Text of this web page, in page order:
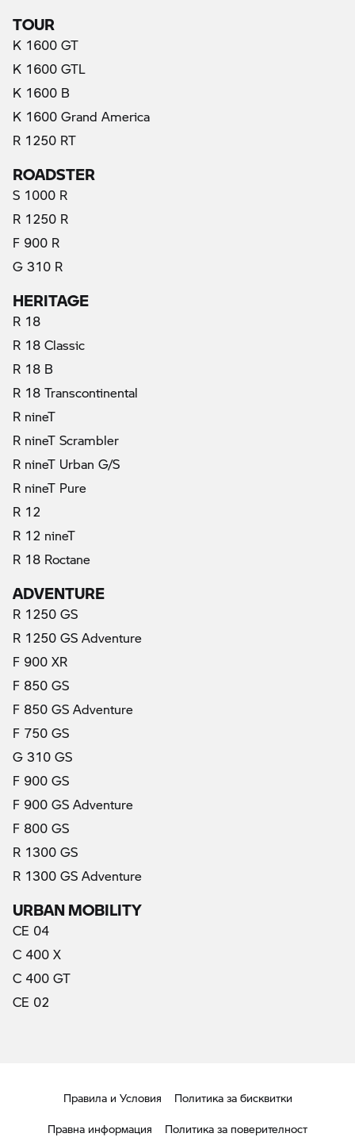
TOUR
K 1600 GT
K 1600 GTL
K 1600 B
K 1600 Grand America
R 1250 RT
ROADSTER
S 1000 R
R 1250 R
F 900 R
G 310 R
HERITAGE
R 18
R 18 Classic
R 18 B
R 18 Transcontinental
R nineT
R nineT Scrambler
R nineT Urban G/S
R nineT Pure
R 12
R 12 nineT
R 18 Roctane
ADVENTURE
R 1250 GS
R 1250 GS Adventure
F 900 XR
F 850 GS(актуални)
F 850 GS Adventure
F 750 GS
G 310 GS
F 900 GS
F 900 GS Adventure
F 800 GS
R 1300 GS
R 1300 GS Adventure
URBAN MOBILITY
CE 04
C 400 X
C 400 GT
CE 02
Правила и Условия
Политика за бисквитки
Правна информация
Политика за поверителност